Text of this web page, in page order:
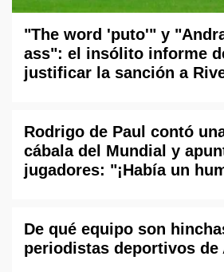
"The word 'puto'" y
ass": el insólito informe
justificar la sanción a
Rodrigo de Paul contó
cábala del Mundial y
jugadores: "¡Había un
De qué equipo son
periodistas deportivos de